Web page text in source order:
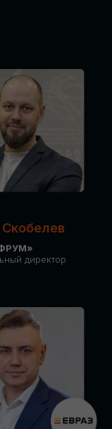
Скобелев
директор